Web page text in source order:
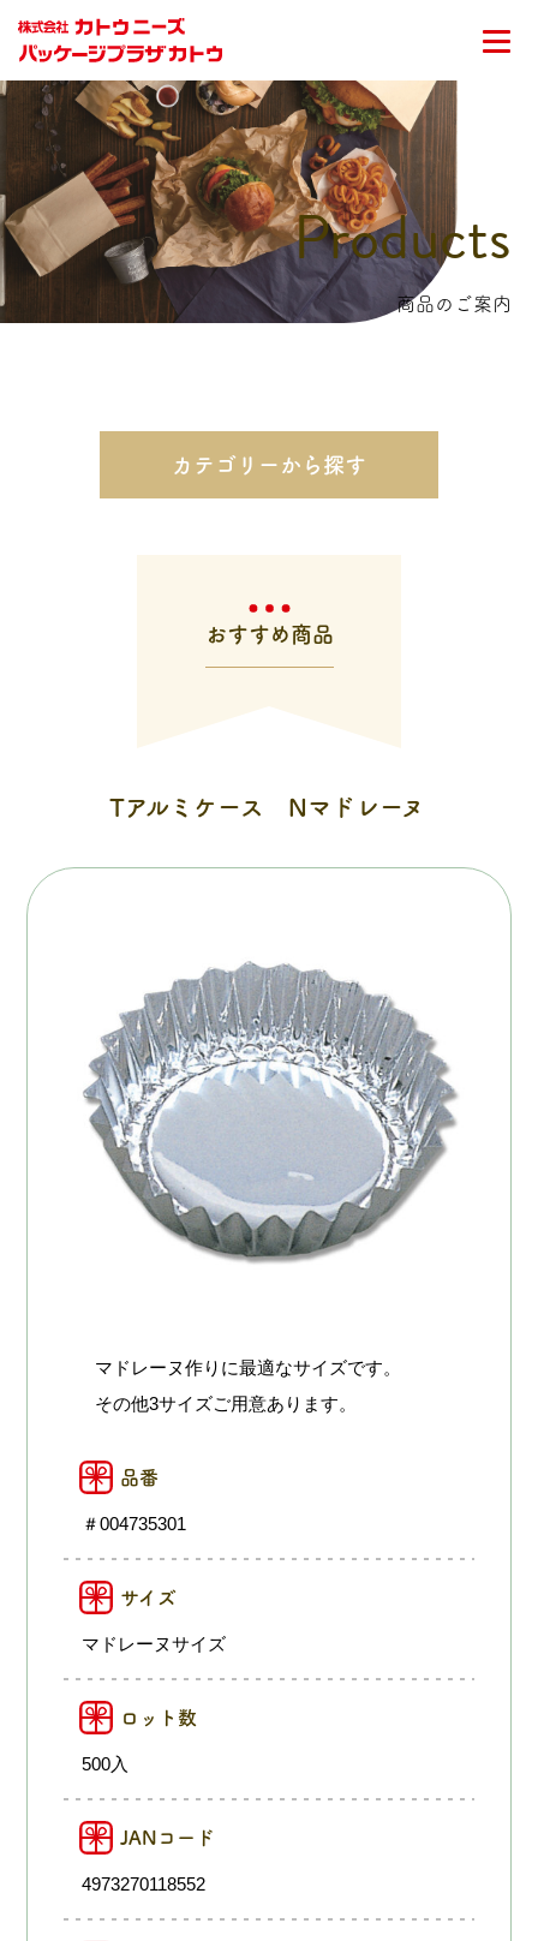
Products
商品のご案内
カテゴリーから探す
おすすめ商品
Tアルミケース Nマドレーヌ
マドレーヌ作りに最適なサイズです。
その他3サイズご用意あります。
品番
＃004735301
サイズ
マドレーヌサイズ
ロット数
500入
JANコード
4973270118552